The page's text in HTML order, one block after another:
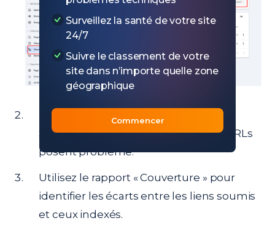
Surveillez la santé de votre site
24/7
Suivre le classement de votre
site dans n’importe quelle zone
géographique
Commencer
Dans la section
, accédez à «
Sitemaps » pour vérifier si certaines URLs
posent problème.
Utilisez le rapport « Couverture » pour
identifier les écarts entre les liens soumis
et ceux indexés.